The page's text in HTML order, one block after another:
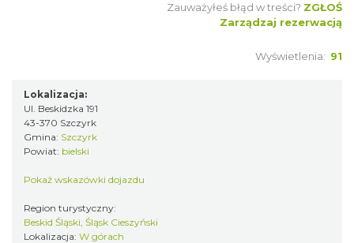
Zauważyłeś błąd w treści? ZGŁOŚ
Zarządzaj rezerwacją
Wyświetlenia: 91
Lokalizacja:
Ul. Beskidzka 191
43-370 Szczyrk
Gmina: Szczyrk
Powiat: bielski
Pokaż wskazówki dojazdu
Region turystyczny:
Beskid Śląski, Śląsk Cieszyński
Lokalizacja: W górach